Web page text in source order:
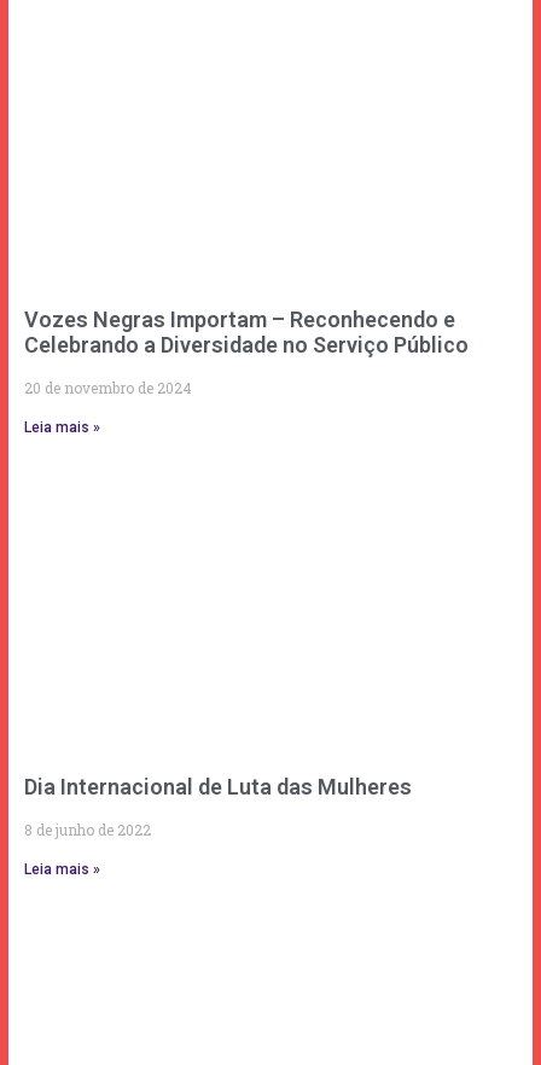
Vozes Negras Importam – Reconhecendo e
Celebrando a Diversidade no Serviço Público
20 de novembro de 2024
Leia mais »
Dia Internacional de Luta das Mulheres
8 de junho de 2022
Leia mais »